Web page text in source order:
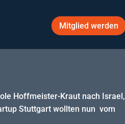
Mitglied werden
Hoffmeister-Kraut nach Israel,
Stuttgart wollten nun vom